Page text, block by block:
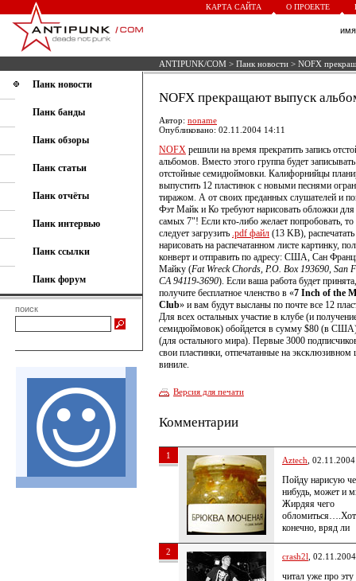
КАРТА САЙТА О ПРОЕКТЕ
ANTIPUNK/COM > Панк новости > NOFX
Панк новости
Панк банды
Панк обзоры
Панк статьи
Панк отчёты
Панк интервью
Панк ссылки
Панк форум
поиск
NOFX прекращают выпуск
Автор: noname
Опубликовано: 02.11.2004 14:11
NOFX решили на время прекратить запись
альбомов. Вместо этого группа будет записывать
отстойные семидюймовки. Калифорнийцы
выпустить 12 пластинок с новыми песнями
тиражом. А от своих преданных слушателей и
Фэт Майк и Ко требуют нарисовать обложки для
самых 7"! Если кто-либо желает попробовать,
следует загрузить .pdf файл (13 KB), распечатать
нарисовать на распечатанном листе картинку,
конверт и отправить по адресу: США, Сан
Майку (Fat Wreck Chords, P.O. Box 193690, San
CA 94119-3690). Если ваша работа будет
получите бесплатное членство в «7 Inch of the
Club» и вам будут высланы по почте все 12
Для всех остальных участие в клубе (и
семидюймовок) обойдется в сумму $80 (в
(для остального мира). Первые 3000
свои пластинки, отпечатанные на эксклюзивном
виниле.
Версия для печати
Комментарии
1 Aztech ,
Пойду нарисую
нибудь, может и
Жирдяя чего
конечно, вряд ли
2 crash2l ,
читал уже про